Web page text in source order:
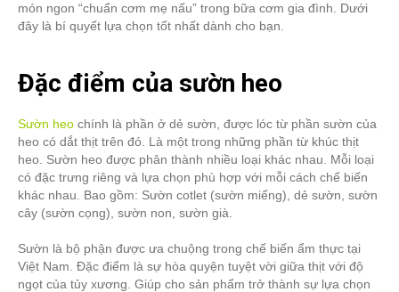
món ngon “chuẩn cơm mẹ nấu” trong bữa cơm gia đình. Dưới
đây là bí quyết lựa chọn tốt nhất dành cho bạn.
Đặc điểm của sườn heo
Sườn heo chính là phần ở dẻ sườn, được lóc từ phần sườn của
heo có dắt thịt trên đó. Là một trong những phần từ khúc thịt
heo. Sườn heo được phân thành nhiều loại khác nhau. Mỗi loại
có đặc trưng riêng và lựa chọn phù hợp với mỗi cách chế biến
khác nhau. Bao gồm: Sườn cotlet (sườn miếng), dẻ sườn, sườn
cây (sườn cọng), sườn non, sườn già.
Sườn là bộ phận được ưa chuộng trong chế biến ẩm thực tại
Việt Nam. Đặc điểm là sự hòa quyện tuyệt vời giữa thịt với độ
ngọt của tủy xương. Giúp cho sản phẩm trở thành sự lựa chọn